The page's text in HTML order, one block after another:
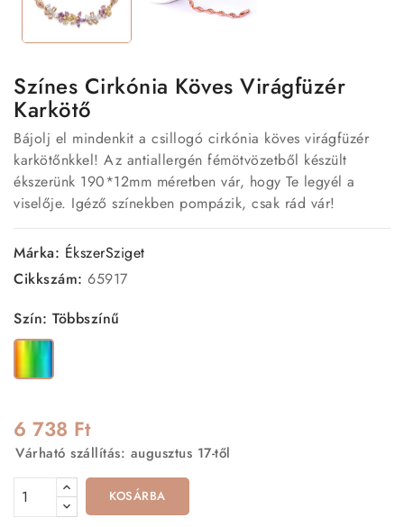
Színes Cirkónia Köves Virágfüzér
Karkötő
Bájolj el mindenkit a csillogó cirkónia köves virágfüzér
karkötőnkkel! Az antiallergén fémötvözetből készült
ékszerünk 190*12mm méretben vár, hogy Te legyél a
viselője. Igéző színekben pompázik, csak rád vár!
Márka: ÉkszerSziget
Cikkszám: 65917
Szín: Többszínű
Többszínű
6 738 Ft
Várható szállítás: augusztus 17-től
KOSÁRBA